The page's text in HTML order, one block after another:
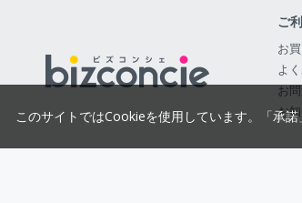
ご
お
よ
お
お
このサイトではCookieを使用しています。「承